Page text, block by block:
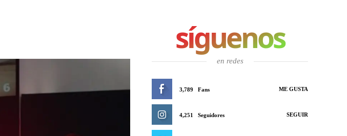
síguenos
en redes
3,789 Fans ME GUSTA
4,251 Seguidores SEGUIR